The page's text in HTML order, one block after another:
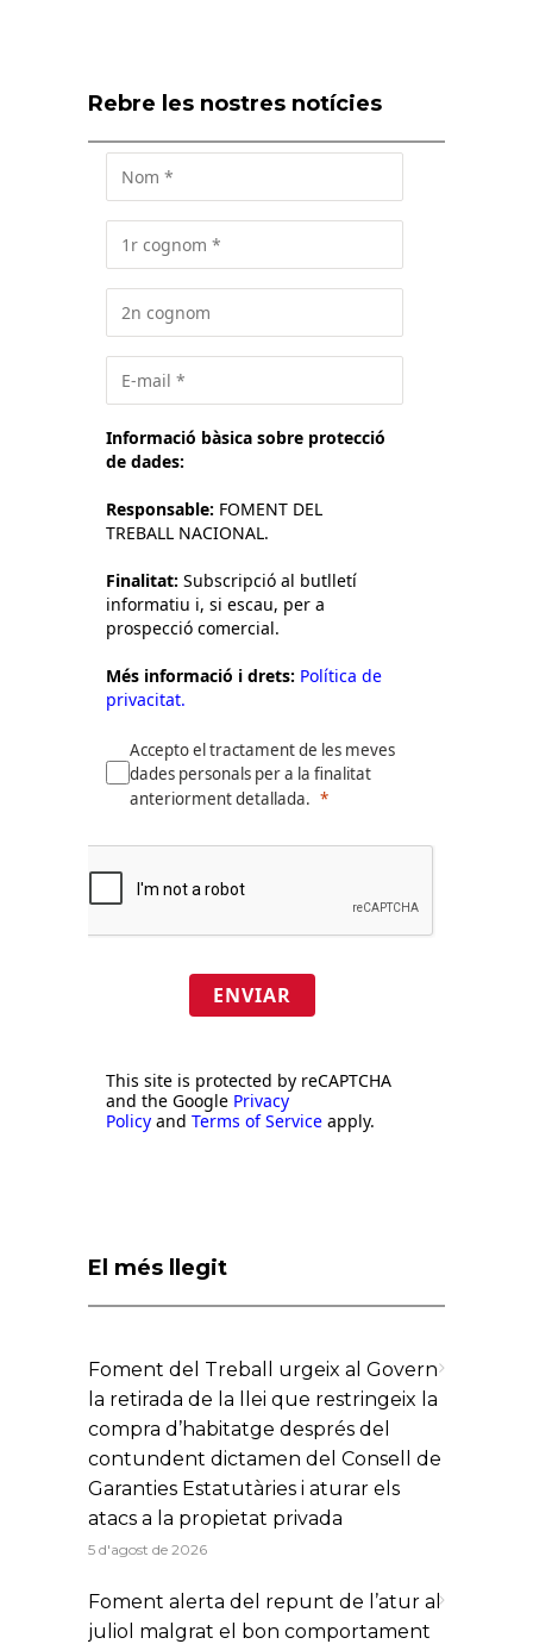
Rebre les nostres notícies
Informació bàsica sobre protecció
de dades:
Responsable: FOMENT DEL
TREBALL NACIONAL.
Finalitat: Subscripció al butlletí
informatiu i, si escau, per a
prospecció comercial.
Més informació i drets: Política de
privacitat.
Accepto el tractament de les meves
dades personals per a la finalitat
anteriorment detallada.
ENVIAR
This site is protected by reCAPTCHA
and the Google Privacy
Policy and Terms of Service apply.
El més llegit
Foment del Treball urgeix al Govern
la retirada de la llei que restringeix la
compra d’habitatge després del
contundent dictamen del Consell de
Garanties Estatutàries i aturar els
atacs a la propietat privada
5 d'agost de 2026
Foment alerta del repunt de l’atur al
juliol malgrat el bon comportament